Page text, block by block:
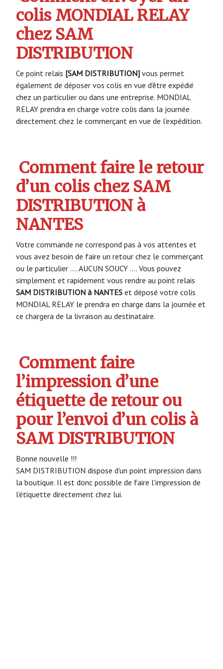
colis MONDIAL RELAY
chez SAM
DISTRIBUTION
Ce point relais [SAM DISTRIBUTION] vous permet
également de déposer vos colis en vue d’être expédié
chez un particulier ou dans une entreprise. MONDIAL
RELAY prendra en charge votre colis dans la journée
directement chez le commerçant en vue de l’expédition.
Comment faire le retour
d’un colis chez SAM
DISTRIBUTION à
NANTES
Votre commande ne correspond pas à vos attentes et
vous avez besoin de faire un retour chez le commerçant
ou le particulier …. AUCUN SOUCY …. Vous pouvez
simplement et rapidement vous rendre au point relais
SAM DISTRIBUTION à NANTES et déposé votre colis
MONDIAL RELAY le prendra en charge dans la journée et
ce chargera de la livraison au destinataire.
Comment faire
l’impression d’une
étiquette de retour ou
pour l’envoi d’un colis à
SAM DISTRIBUTION
Bonne nouvelle !!!
SAM DISTRIBUTION dispose d’un point impression dans
la boutique. Il est donc possible de faire l’impression de
l’étiquette directement chez lui.